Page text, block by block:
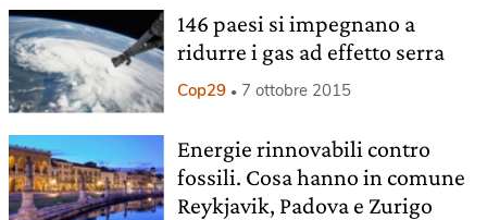
146 paesi si impegnano a
ridurre i gas ad effetto serra
Cop29 7 ottobre 2015
Energie rinnovabili contro
fossili. Cosa hanno in comune
Reykjavik, Padova e Zurigo